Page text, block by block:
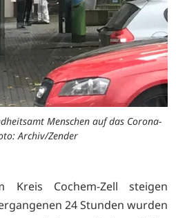
Menschen auf das Corona-
Archiv/Zender
Kreis Cochem-Zell steigen
24 Stunden wurden